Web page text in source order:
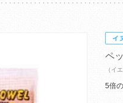
ペ
（イ
5倍